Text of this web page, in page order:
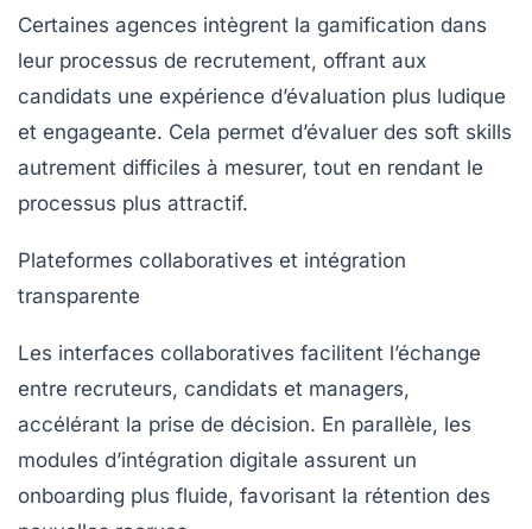
Certaines agences intègrent la gamification dans
leur processus de recrutement, offrant aux
candidats une expérience d’évaluation plus ludique
et engageante. Cela permet d’évaluer des soft skills
autrement difficiles à mesurer, tout en rendant le
processus plus attractif.
Plateformes collaboratives et intégration
transparente
Les interfaces collaboratives facilitent l’échange
entre recruteurs, candidats et managers,
accélérant la prise de décision. En parallèle, les
modules d’intégration digitale assurent un
onboarding plus fluide, favorisant la rétention des